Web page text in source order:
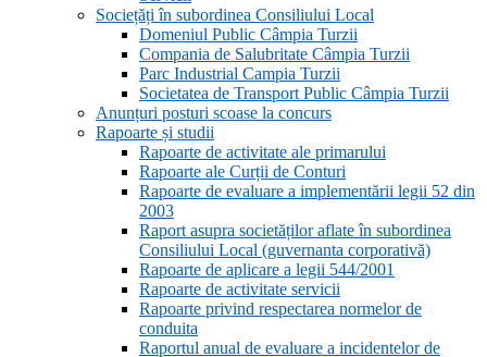
Sociețăți în subordinea Consiliului Local
Domeniul Public Câmpia Turzii
Compania de Salubritate Câmpia Turzii
Parc Industrial Campia Turzii
Societatea de Transport Public Câmpia Turzii
Anunțuri posturi scoase la concurs
Rapoarte și studii
Rapoarte de activitate ale primarului
Rapoarte ale Curții de Conturi
Rapoarte de evaluare a implementării legii 52 din
2003
Raport asupra societăților aflate în subordinea
Consiliului Local (guvernanta corporativă)
Rapoarte de aplicare a legii 544/2001
Rapoarte de activitate servicii
Rapoarte privind respectarea normelor de
conduita
Raportul anual de evaluare a incidentelor de